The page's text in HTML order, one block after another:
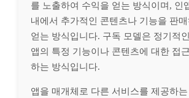
를 노출하여 수익을 얻는 방식이며, 인
내에서 추가적인 콘텐츠나 기능을 판
얻는 방식입니다. 구독 모델은 정기적
앱의 특정 기능이나 콘텐츠에 대한 접
하는 방식입니다.
앱을 매개체로 다른 서비스를 제공하